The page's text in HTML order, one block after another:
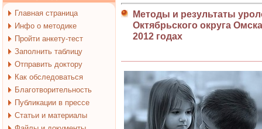
Главная страница
Инфо о методике
Пройти анкету-тест
Заполнить таблицу
Отправить доктору
Как обследоваться
Благотворительность
Публикации в прессе
Статьи и материалы
Методы и результаты
Октябрьского округа
2012 годах